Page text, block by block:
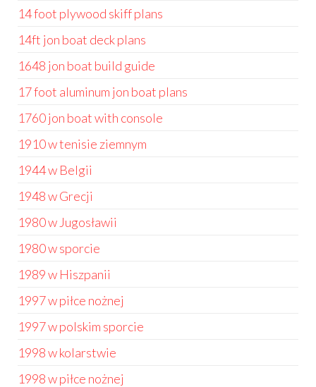
14 foot plywood skiff plans
14ft jon boat deck plans
1648 jon boat build guide
17 foot aluminum jon boat plans
1760 jon boat with console
1910 w tenisie ziemnym
1944 w Belgii
1948 w Grecji
1980 w Jugosławii
1980 w sporcie
1989 w Hiszpanii
1997 w piłce nożnej
1997 w polskim sporcie
1998 w kolarstwie
1998 w piłce nożnej